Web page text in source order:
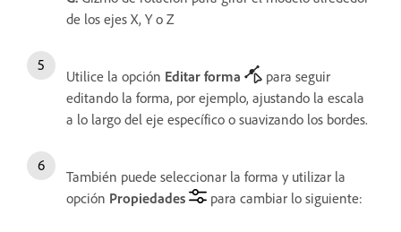
de los ejes X, Y o Z
Utilice la opción Editar forma
para seguir
editando la forma, por ejemplo, ajustando la escala
a lo largo del eje específico o suavizando los bordes.
También puede seleccionar la forma y utilizar la
opción Propiedades para cambiar lo siguiente: